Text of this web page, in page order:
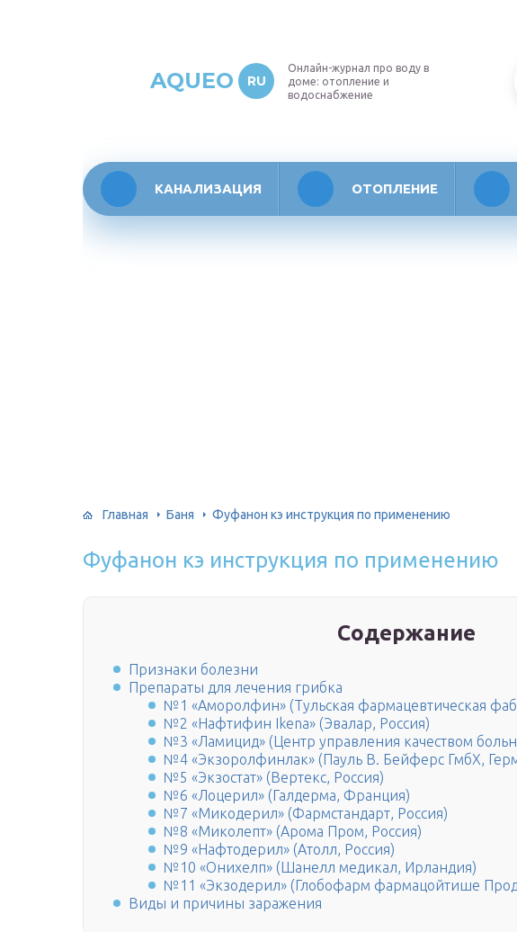
AQUEO RU
Онлайн-журнал про воду в
доме: отопление и
водоснабжение
КАНАЛИЗАЦИЯ ОТОПЛЕНИЕ
Главная Баня Фуфанон кэ инструкция по применению
Фуфанон кэ инструкция по применению
Содержание
Признаки болезни
Препараты для лечения грибка
№1 «Аморолфин» (Тульская фармацевтическая
№2 «Нафтифин Ikena» (Эвалар, Россия)
№3 «Ламицид» (Центр управления качеством
№4 «Экзоролфинлак» (Пауль В. Бейферс ГмбХ,
№5 «Экзостат» (Вертекс, Россия)
№6 «Лоцерил» (Галдерма, Франция)
№7 «Микодерил» (Фармстандарт, Россия)
№8 «Миколепт» (Арома Пром, Россия)
№9 «Нафтодерил» (Атолл, Россия)
№10 «Онихелп» (Шанелл медикал, Ирландия)
№11 «Экзодерил» (Глобофарм фармацойтише
Виды и причины заражения